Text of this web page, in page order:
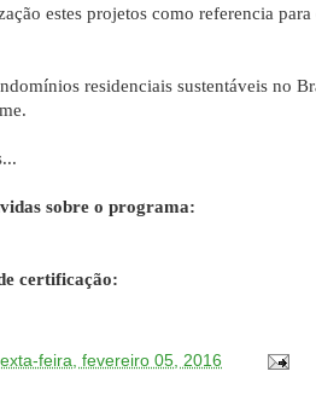
estes projetos como referencia
residenciais sustentáveis no
sobre o programa:
certificação:
feira, fevereiro 05, 2016